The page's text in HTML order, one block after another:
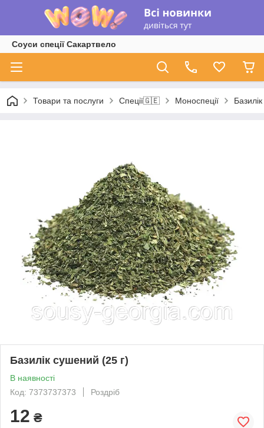
Соуси спеції Сакартвело
Товари та послуги Спеції🇬🇪 Моноспеції
Базилік сушений (25 г)
В наявності
Код: 7373737373
Роздріб
12 ₴